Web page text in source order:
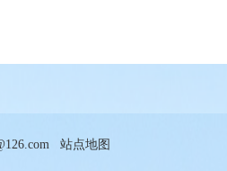
站点地图